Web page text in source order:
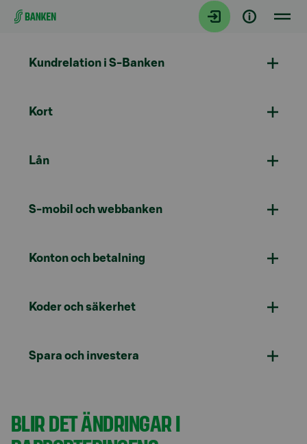
Gå direkt till innehållet
Kundrelation i S-Banken
Kort
Lån
S-mobil och webbanken
Konton och betalning
Koder och säkerhet
Spara och investera
BLIR DET ÄNDRINGAR I